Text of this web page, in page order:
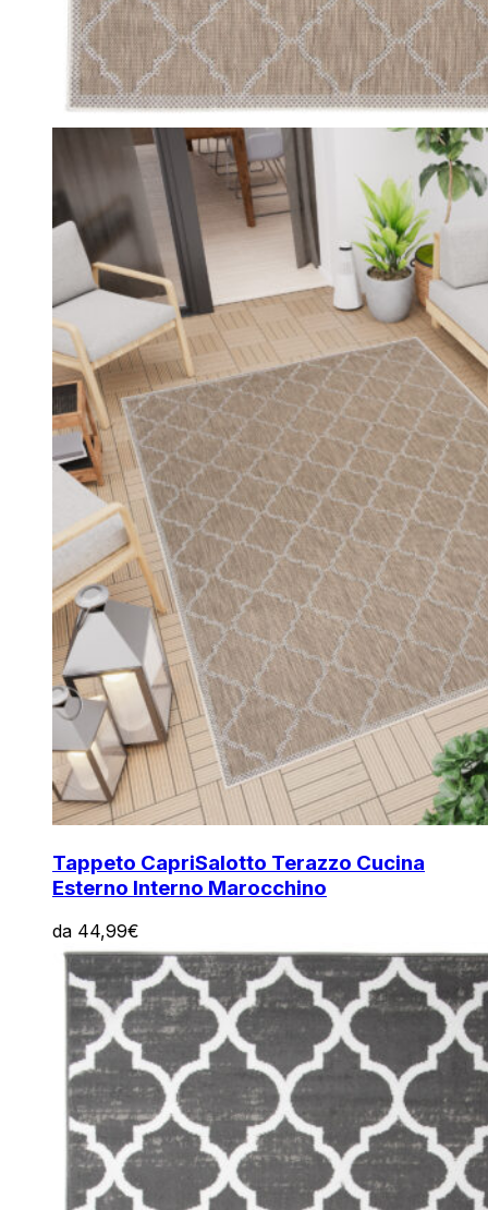
Tappeto CapriSalotto Terazzo Cucina
Esterno Interno Marocchino
da 44,99€